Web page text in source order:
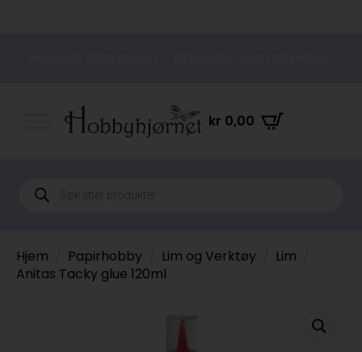
kr 0,00
Products
search
Hjem Papirhobby Lim og Verktøy
Lim
Anitas Tacky glue 120ml